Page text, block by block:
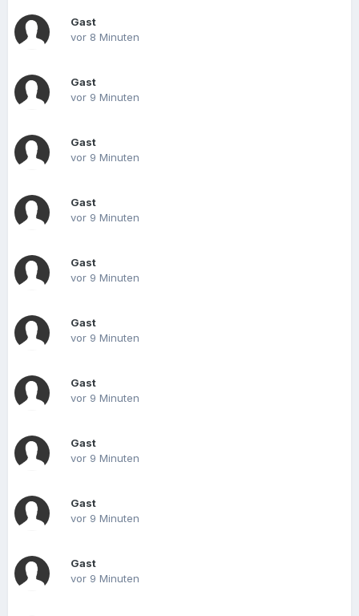
Gast
vor 8 Minuten
Gast
vor 9 Minuten
Gast
vor 9 Minuten
Gast
vor 9 Minuten
Gast
vor 9 Minuten
Gast
vor 9 Minuten
Gast
vor 9 Minuten
Gast
vor 9 Minuten
Gast
vor 9 Minuten
Gast
vor 9 Minuten